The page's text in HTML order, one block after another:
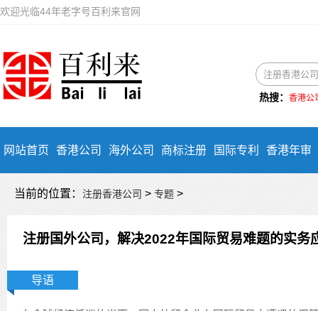
欢迎光临44年老字号百利来官网
热搜： 香港公
网站首页 香港公司 海外公司 商标注册 国际专利 香港年审
当前的位置： 注册香港公司 > 专题 >
注册国外公司，解决2022年国际贸易难题的实务
导语